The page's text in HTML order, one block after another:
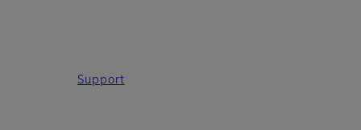
Support